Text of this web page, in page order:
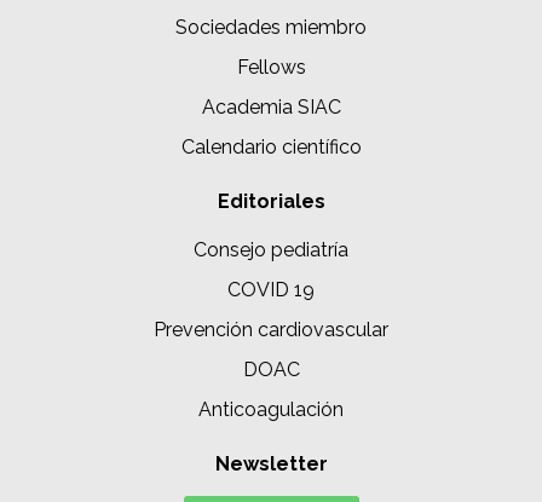
Sociedades miembro
Fellows
Academia SIAC
Calendario científico
Editoriales
Consejo pediatría
COVID 19
Prevención cardiovascular
DOAC
Anticoagulación
Newsletter